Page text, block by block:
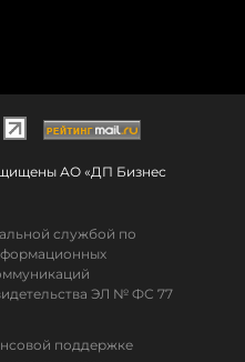
АО «ДП Бизнес
службой по
ЭЛ № ФС 77
поддержке